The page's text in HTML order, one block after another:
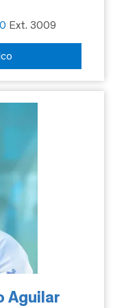
Ext. 3009
Aguilar